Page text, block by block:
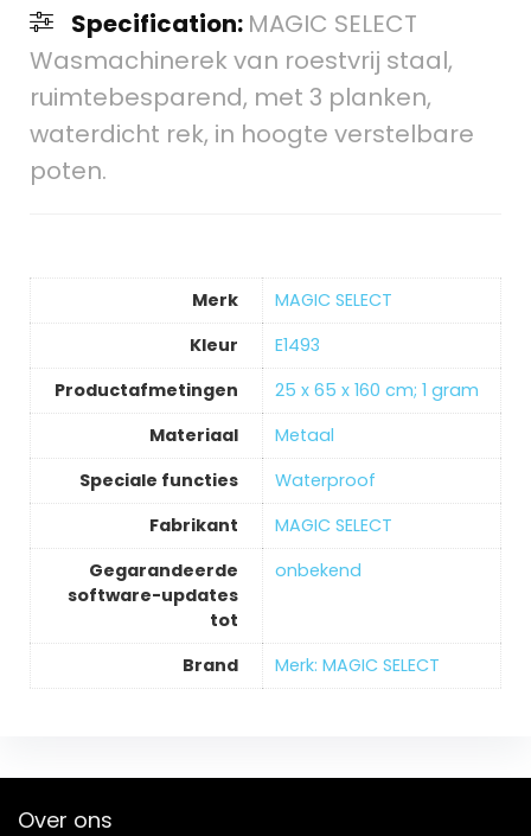
Specification: MAGIC SELECT
Wasmachinerek van roestvrij staal,
ruimtebesparend, met 3 planken,
waterdicht rek, in hoogte verstelbare
poten.
Merk
‎MAGIC SELECT
Kleur
‎E1493
Productafmetingen
‎25 x 65 x 160 cm; 1 gram
Materiaal
‎Metaal
Speciale functies
‎Waterproof
Fabrikant
‎MAGIC SELECT
Gegarandeerde
software-updates
tot
‎onbekend
Brand Merk: MAGIC SELECT
Over ons